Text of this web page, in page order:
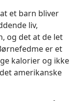
et barn bliver
liv,
og det at de let
er et
kalorier og ikke
amerikanske